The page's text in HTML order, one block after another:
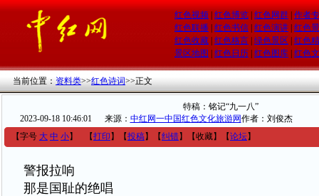
红色视频 红色博览 红色网群 作者
红色联播 红色书信 红色演讲 红色
红色收藏 红色格言 绿色景区
红色
景区地图
红色日历 红色图库 红色
当前位置： 资料类>>红色诗词>>正文
特稿：铭记“九一八”
2023-09-18 10:46:01
来源： 中红网一中国红色文化旅游网作者：刘俊杰
【字号 大 中 小】 【打印 】 【投稿】 【纠错】 【收藏】 【论坛】
警报拉响
那是国耻的绝唱